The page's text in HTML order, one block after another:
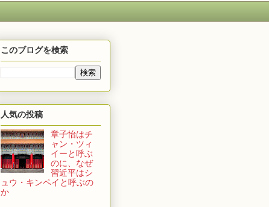
このブログを検索
人気の投稿
章子怡はチ
ャン・ツィ
イーと呼ぶ
のに、なぜ
習近平はシ
ュウ・キンペイと呼ぶの
か